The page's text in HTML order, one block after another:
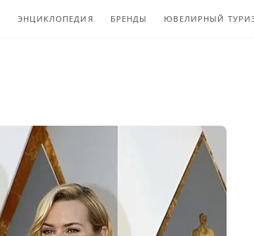
ЭНЦИКЛОПЕДИЯ БРЕНДЫ ЮВЕЛИРНЫЙ